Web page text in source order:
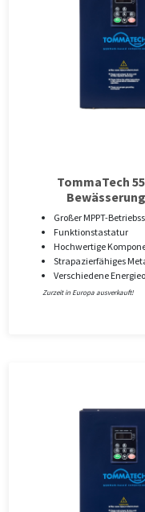
TommaTech 55
Großer MPPT-
Funktionstastatur
Hochwertige
Strapazierfähiges
Verschiedene
Zurzeit in Europa ausverkauft!